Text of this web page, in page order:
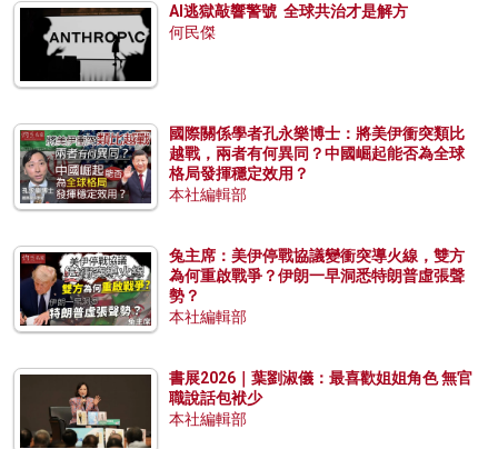
AI逃獄敲響警號 全球共治才是解方
何民傑
國際關係學者孔永樂博士：將美伊衝突類比
越戰，兩者有何異同？中國崛起能否為全球
格局發揮穩定效用？
本社編輯部
兔主席：美伊停戰協議變衝突導火線，雙方
為何重啟戰爭？伊朗一早洞悉特朗普虛張聲
勢？
本社編輯部
書展2026｜葉劉淑儀：最喜歡姐姐角色 無官
職說話包袱少
本社編輯部